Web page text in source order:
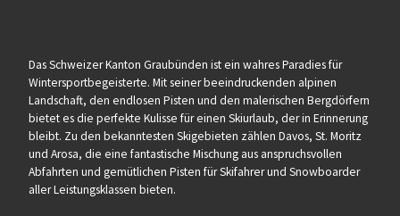
Das Schweizer Kanton Graubünden ist ein wahres Paradies für
Wintersportbegeisterte. Mit seiner beeindruckenden alpinen
Landschaft, den endlosen Pisten und den malerischen Bergdörfern
bietet es die perfekte Kulisse für einen Skiurlaub, der in Erinnerung
bleibt. Zu den bekanntesten Skigebieten zählen Davos, St. Moritz
und Arosa, die eine fantastische Mischung aus anspruchsvollen
Abfahrten und gemütlichen Pisten für Skifahrer und Snowboarder
aller Leistungsklassen bieten.